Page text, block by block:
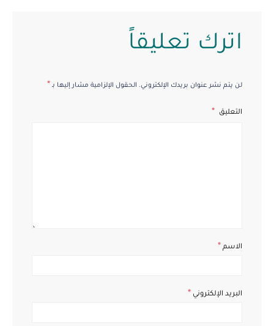
اترك تعليقاً
لن يتم نشر عنوان بريدك الإلكتروني. الحقول الإلزامية مشار إليها بـ *
التعليق
الاسم *
البريد الإلكتروني *